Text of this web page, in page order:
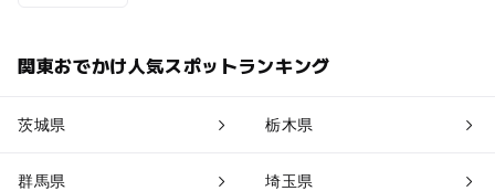
関東おでかけ人気スポットランキング
茨城県 栃木県
群馬県 埼玉県